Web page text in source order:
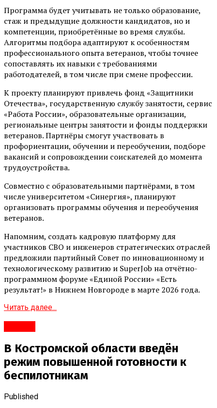
Программа будет учитывать не только образование,
стаж и предыдущие должности кандидатов, но и
компетенции, приобретённые во время службы.
Алгоритмы подбора адаптируют к особенностям
профессионального опыта ветеранов, чтобы точнее
сопоставлять их навыки с требованиями
работодателей, в том числе при смене профессии.
К проекту планируют привлечь фонд «Защитники
Отечества», государственную службу занятости, сервис
«Работа России», образовательные организации,
региональные центры занятости и фонды поддержки
ветеранов. Партнёры смогут участвовать в
профориентации, обучении и переобучении, подборе
вакансий и сопровождении соискателей до момента
трудоустройства.
Совместно с образовательными партнёрами, в том
числе университетом «Синергия», планируют
организовать программы обучения и переобучения
ветеранов.
Напомним, создать кадровую платформу для
участников СВО и инженеров стратегических отраслей
предложили партийный Совет по инновационному и
технологическому развитию и SuperJob на отчётно-
программном форуме «Единой России» «Есть
результат!» в Нижнем Новгороде в марте 2026 года.
Читать далее...
В Костромской области введён
режим повышенной готовности к
беспилотникам
Published